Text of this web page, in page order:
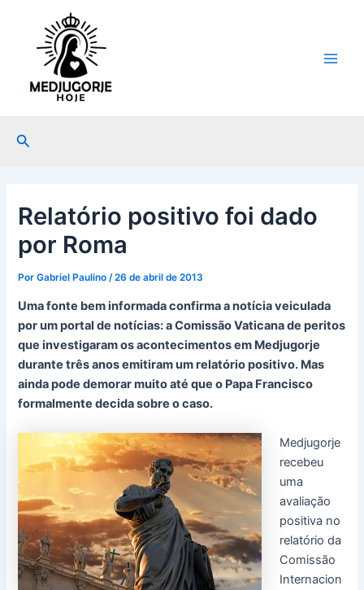
conteúdo
Pesquisar
Relatório positivo foi dado
por Roma
PorGabriel Paulino/26 de abril de 2013
Uma fonte bem informada confirma a notícia veiculada
por um portal de notícias: a Comissão Vaticana de peritos
que investigaram os acontecimentos em Medjugorje
durante três anos emitiram um relatório positivo. Mas
ainda pode demorar muito até que o Papa Francisco
formalmente decida sobre o caso.
Medjugorje
recebeu
uma
avaliação
positiva no
relatório da
Comissão
Internacion
navigation